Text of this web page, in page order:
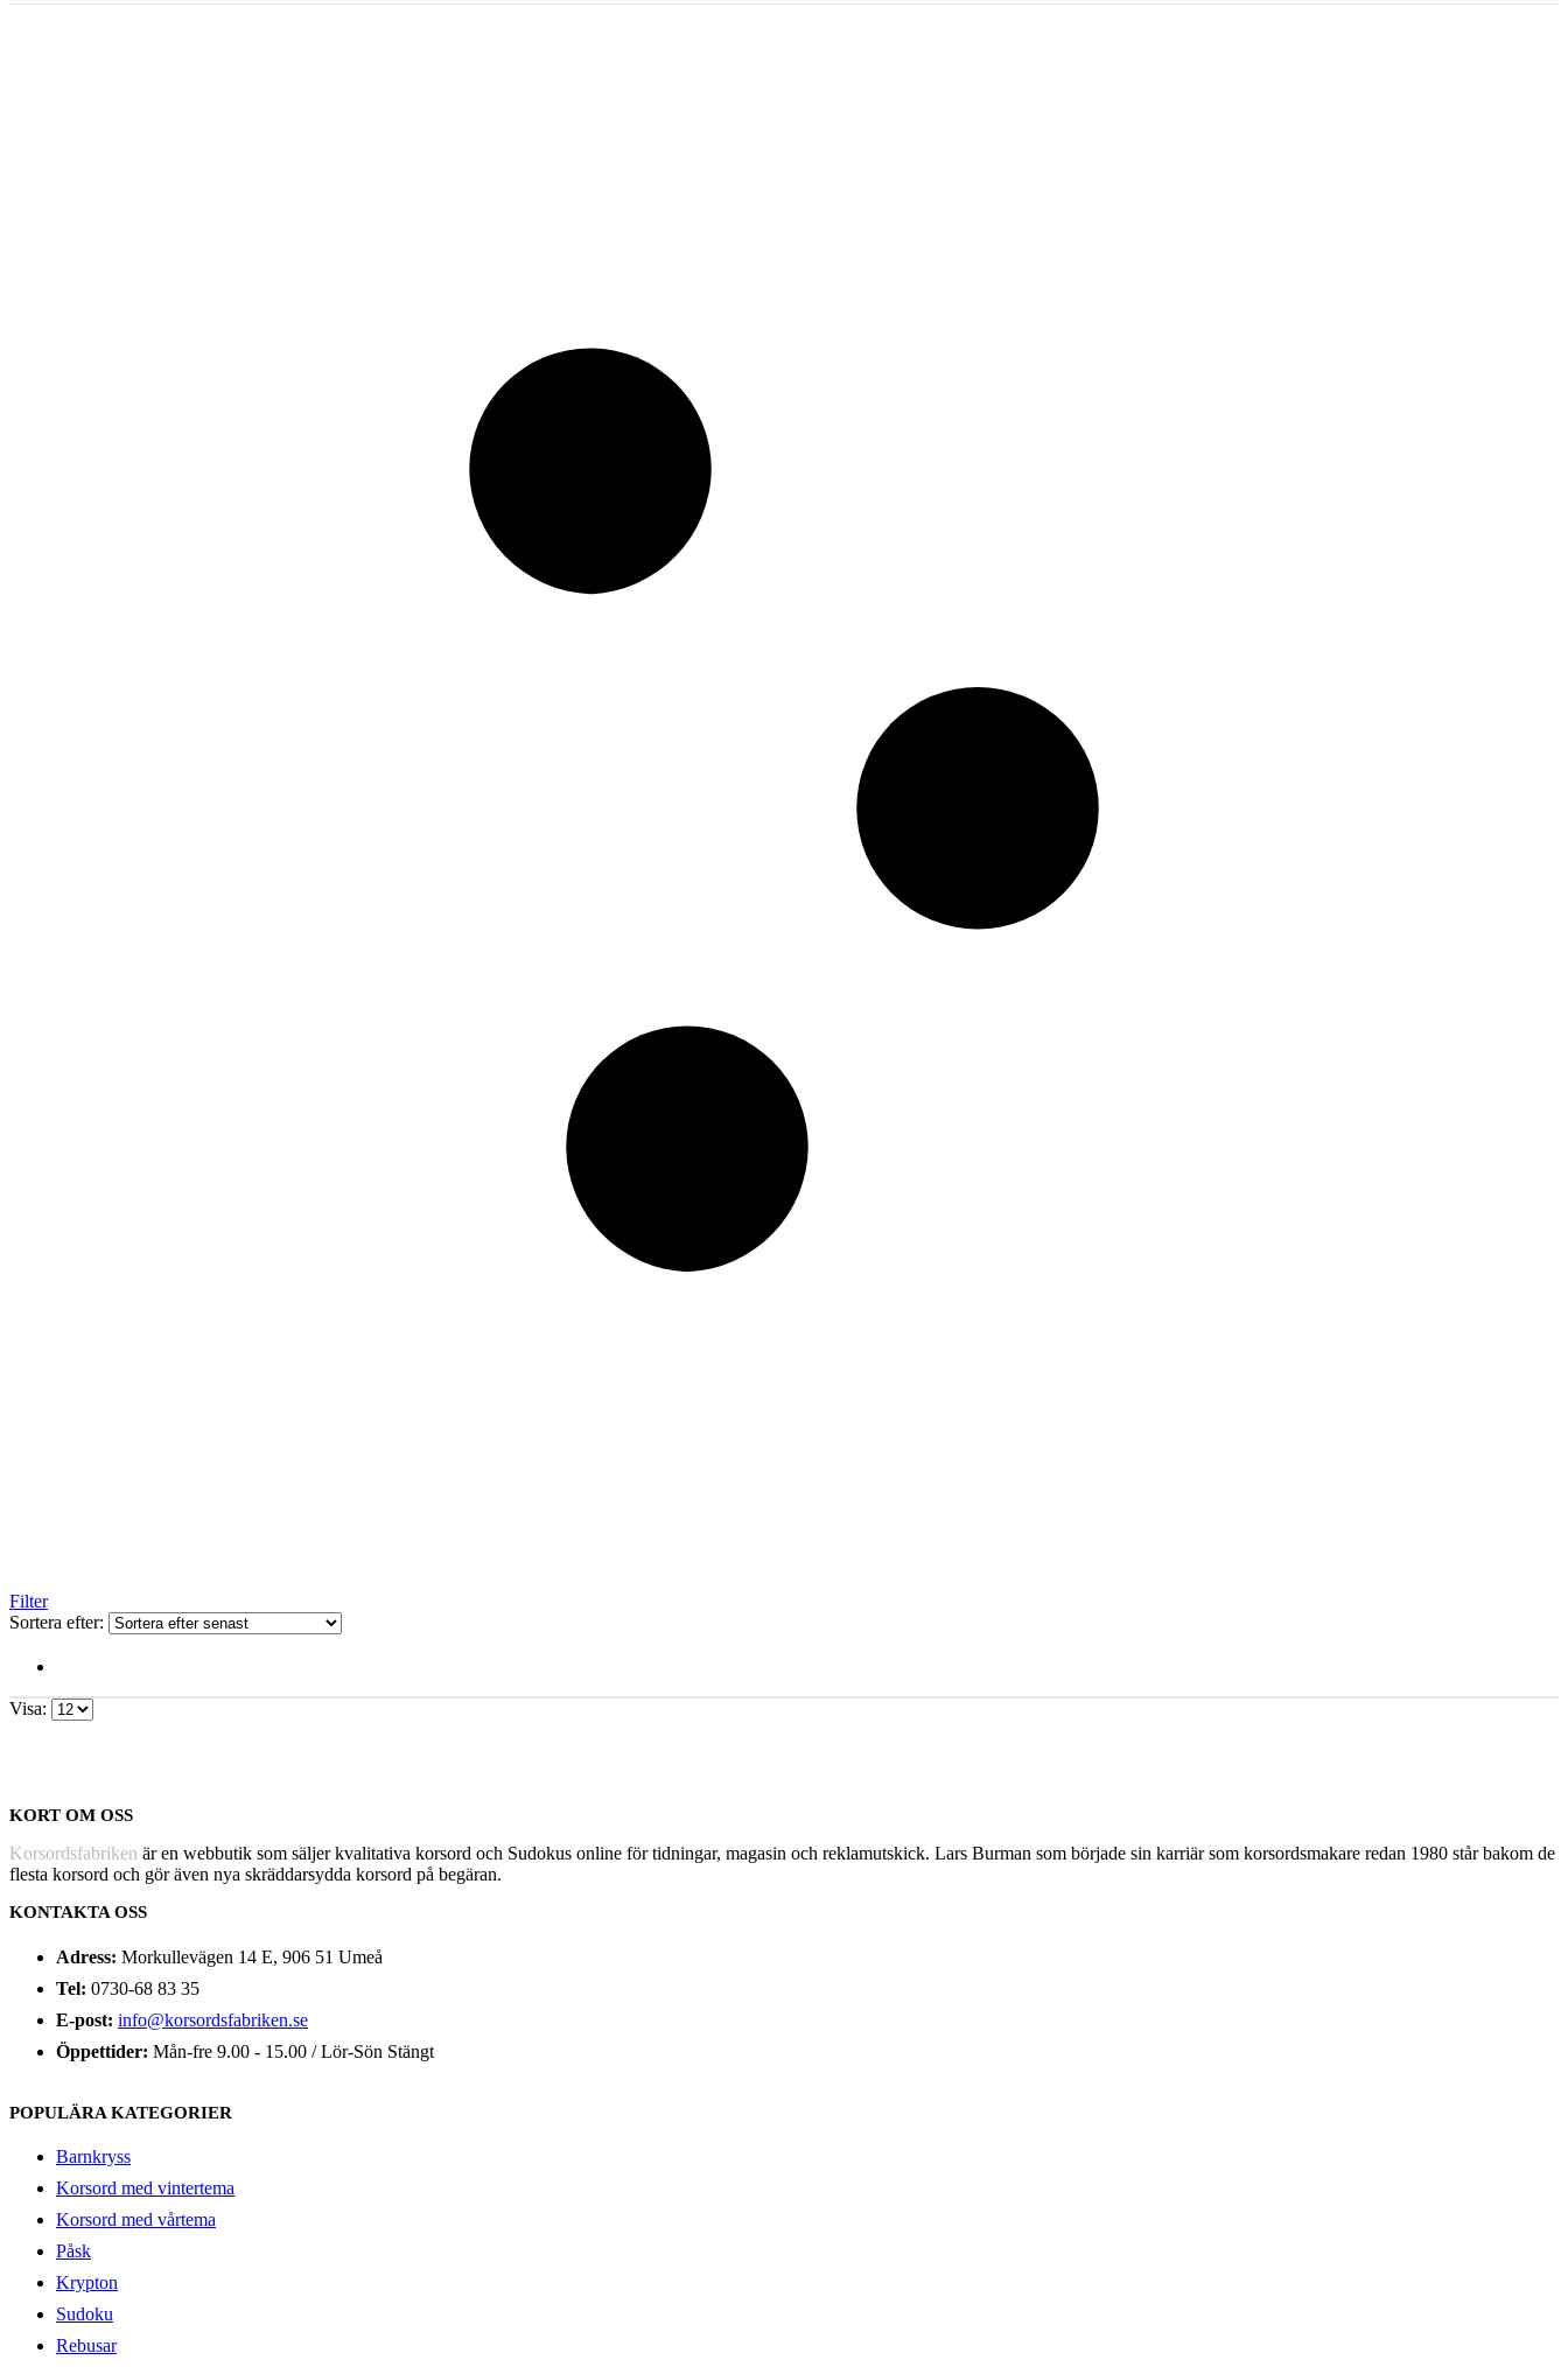
Filter
Sortera efter:
Visa:
KORT OM OSS
Korsordsfabriken är en webbutik som säljer kvalitativa korsord och Sudokus online för tidningar, magasin och reklamutskick. Lars Burman som började sin karriär som korsordsmakare redan 1980 står bakom de
flesta korsord och gör även nya skräddarsydda korsord på begäran.
KONTAKTA OSS
Adress: Morkullevägen 14 E, 906 51 Umeå
Tel: 0730-68 83 35
E-post: info@korsordsfabriken.se
Öppettider: Mån-fre 9.00 - 15.00 / Lör-Sön Stängt
POPULÄRA KATEGORIER
Barnkryss
Korsord med vintertema
Korsord med vårtema
Påsk
Krypton
Sudoku
Rebusar